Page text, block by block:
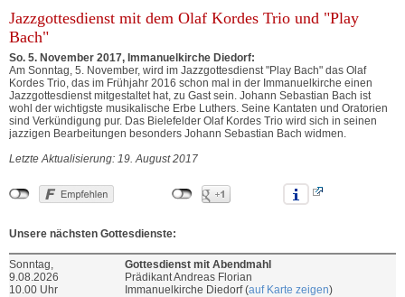
Jazzgottesdienst mit dem Olaf Kordes Trio und "Play
Bach"
So. 5. November 2017, Immanuelkirche Diedorf:
Am Sonntag, 5. November, wird im Jazzgottesdienst "Play Bach" das Olaf
Kordes Trio, das im Frühjahr 2016 schon mal in der Immanuelkirche einen
Jazzgottesdienst mitgestaltet hat, zu Gast sein. Johann Sebastian Bach ist
wohl der wichtigste musikalische Erbe Luthers. Seine Kantaten und Oratorien
sind Verkündigung pur. Das Bielefelder Olaf Kordes Trio wird sich in seinen
jazzigen Bearbeitungen besonders Johann Sebastian Bach widmen.
Letzte Aktualisierung: 19. August 2017
Unsere nächsten Gottesdienste:
Sonntag,
9.08.2026
10.00 Uhr
Gottesdienst mit Abendmahl
Prädikant Andreas Florian
Immanuelkirche Diedorf (auf Karte zeigen)